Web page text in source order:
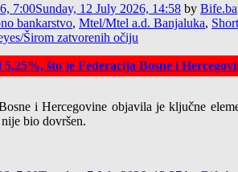
7:00Sunday, 12 July 2026, 14:58 by Bife.ba
bankarstvo, Mtel/Mtel a.d. Banjaluka,
Širom zatvorenih očiju
što je Federacija Bosne i
i Hercegovine objavila je ključne
bio dovršen.